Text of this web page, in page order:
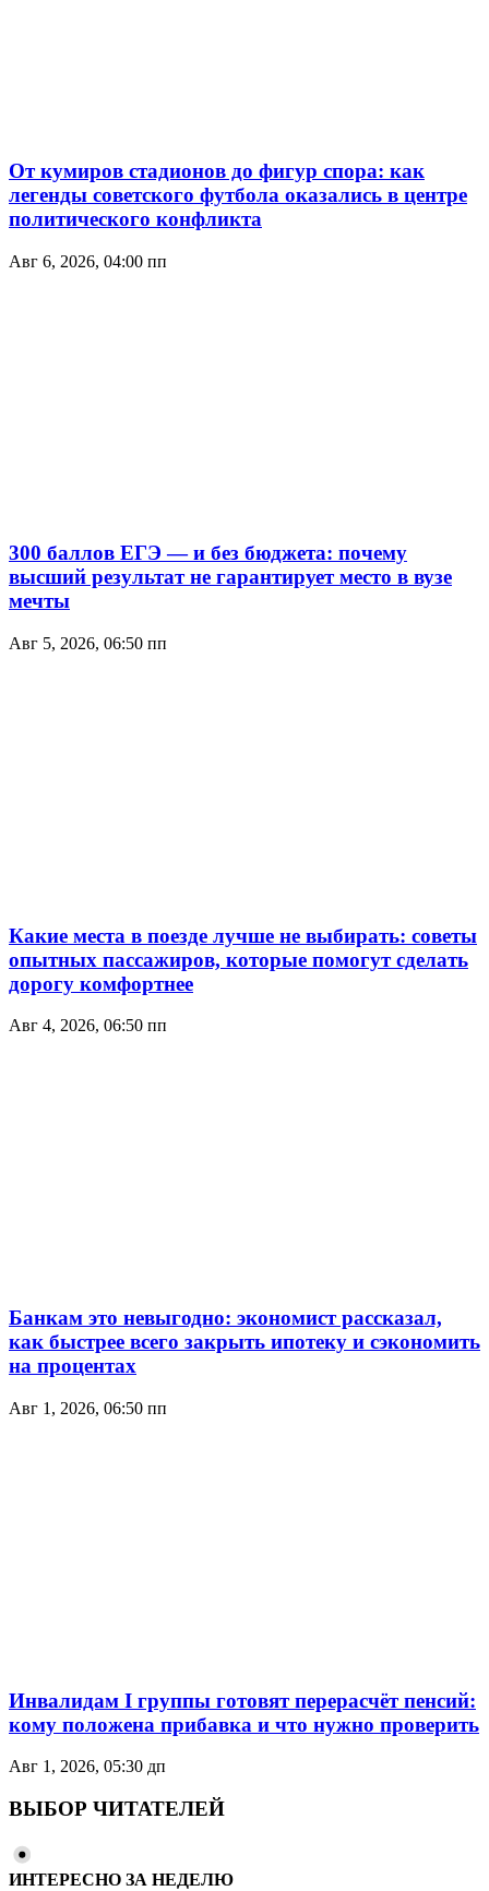
От кумиров стадионов до фигур спора: как
легенды советского футбола оказались в центре
политического конфликта
Авг 6, 2026, 04:00 пп
300 баллов ЕГЭ — и без бюджета: почему
высший результат не гарантирует место в вузе
мечты
Авг 5, 2026, 06:50 пп
Какие места в поезде лучше не выбирать: советы
опытных пассажиров, которые помогут сделать
дорогу комфортнее
Авг 4, 2026, 06:50 пп
Банкам это невыгодно: экономист рассказал,
как быстрее всего закрыть ипотеку и сэкономить
на процентах
Авг 1, 2026, 06:50 пп
Инвалидам I группы готовят перерасчёт пенсий:
кому положена прибавка и что нужно проверить
Авг 1, 2026, 05:30 дп
ВЫБОР ЧИТАТЕЛЕЙ
ИНТЕРЕСНО ЗА НЕДЕЛЮ